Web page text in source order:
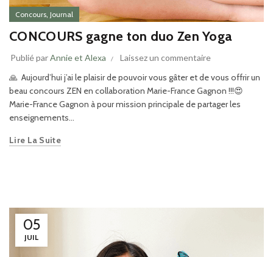
Concours, Journal
CONCOURS gagne ton duo Zen Yoga
Publié parAnnie et Alexa Laissez un commentaire
🙏 Aujourd’hui j’ai le plaisir de pouvoir vous gâter et de vous offrir un
beau concours ZEN en collaboration Marie-France Gagnon !!!😍
Marie-France Gagnon à pour mission principale de partager les
enseignements...
Lire La Suite
05
JUIL